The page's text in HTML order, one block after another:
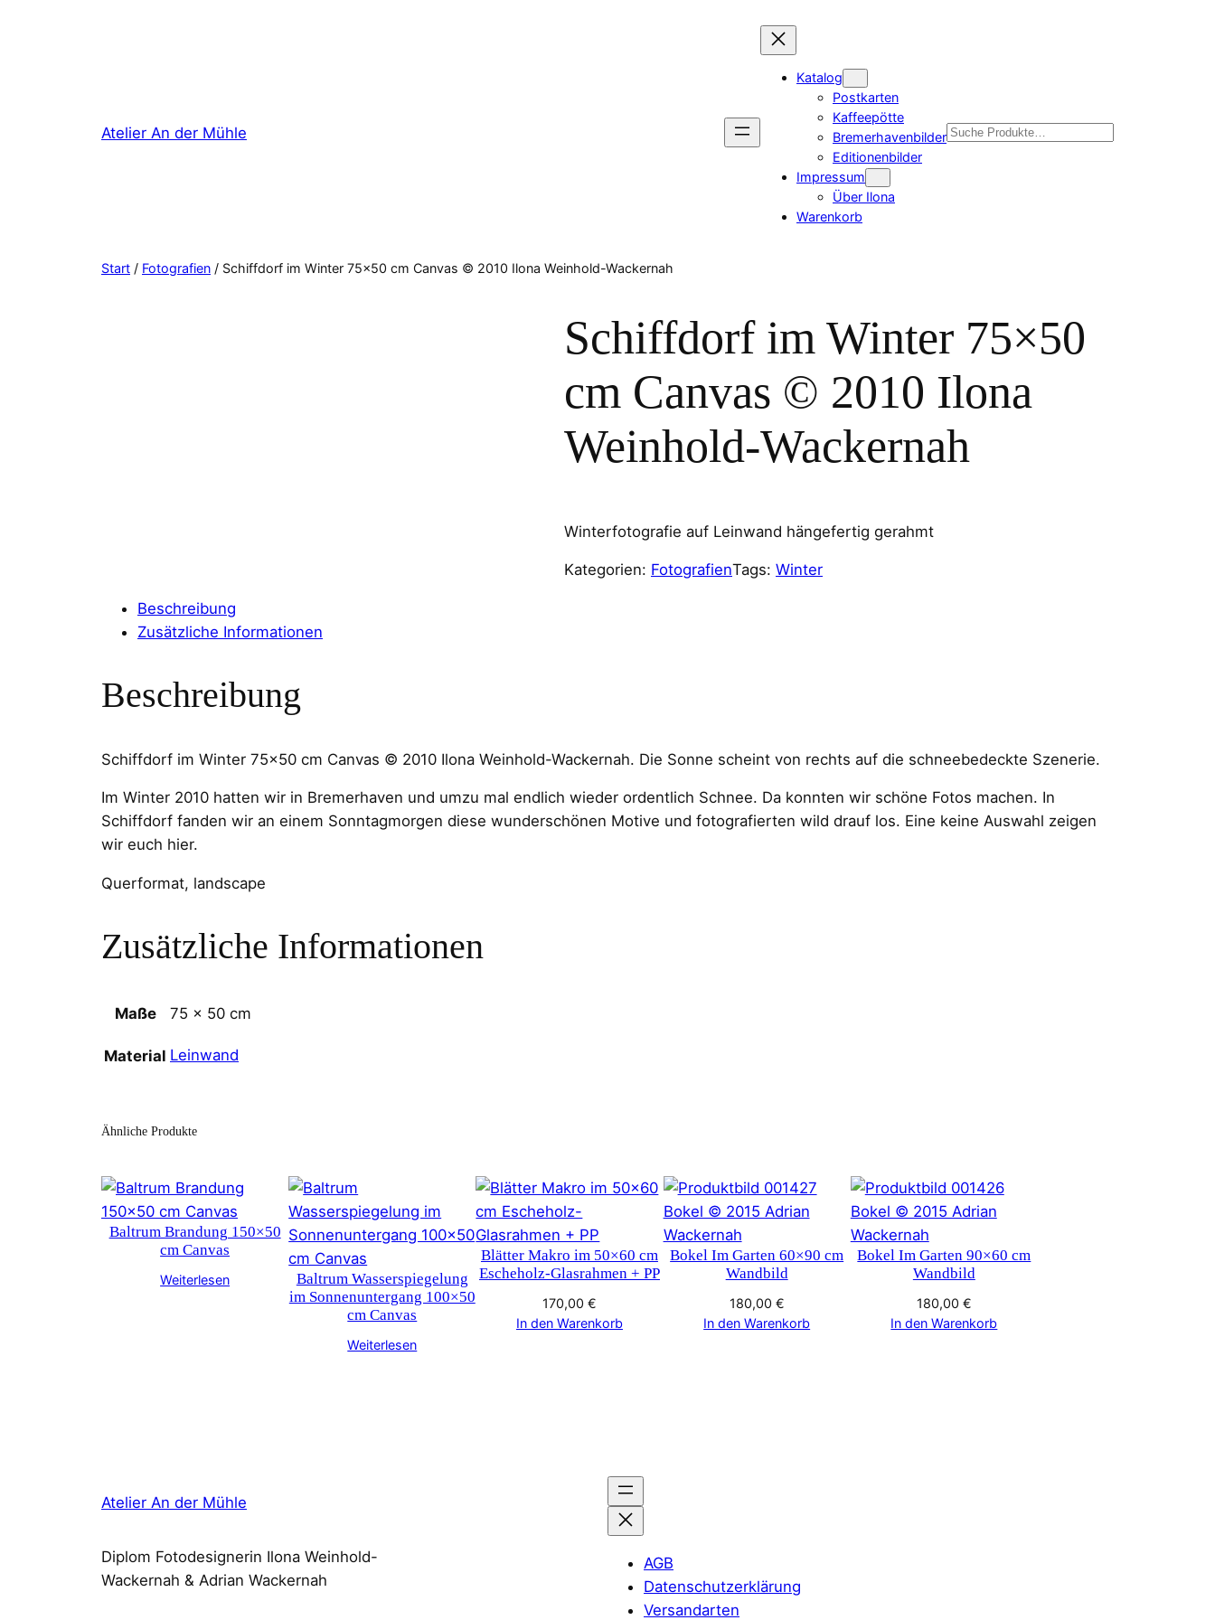
Atelier An der Mühle
Katalog
Postkarten
Kaffeepötte
Bremerhavenbilder
Editionenbilder
Impressum
Über Ilona
Warenkorb
Suchen
Start / Fotografien / Schiffdorf im Winter 75×50 cm Canvas © 2010 Ilona Weinhold-Wackernah
Schiffdorf im Winter 75×50
cm Canvas © 2010 Ilona
Weinhold-Wackernah
Winterfotografie auf Leinwand hängefertig gerahmt
Kategorien: FotografienTags: Winter
Beschreibung
Zusätzliche Informationen
Beschreibung
Schiffdorf im Winter 75×50 cm Canvas © 2010 Ilona Weinhold-Wackernah. Die Sonne scheint von rechts auf die schneebedeckte Szenerie.
Im Winter 2010 hatten wir in Bremerhaven und umzu mal endlich wieder ordentlich Schnee. Da konnten wir schöne Fotos machen. In
Schiffdorf fanden wir an einem Sonntagmorgen diese wunderschönen Motive und fotografierten wild drauf los. Eine keine Auswahl zeigen
wir euch hier.
Querformat, landscape
Zusätzliche Informationen
Maße 75 × 50 cm
Material Leinwand
Ähnliche Produkte
Baltrum Brandung 150×50
cm Canvas
Weiterlesen
Baltrum Wasserspiegelung
im Sonnenuntergang 100×50
cm Canvas
Weiterlesen
Blätter Makro im 50×60 cm
Escheholz-Glasrahmen + PP
170,00 €
In den Warenkorb
Bokel Im Garten 60×90 cm
Wandbild
180,00 €
In den Warenkorb
Bokel Im Garten 90×60 cm
Wandbild
180,00 €
In den Warenkorb
Atelier An der Mühle
Diplom Fotodesignerin Ilona Weinhold-
Wackernah & Adrian Wackernah
AGB
Datenschutzerklärung
Versandarten